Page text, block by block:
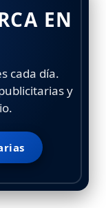
EN
cada día.
y